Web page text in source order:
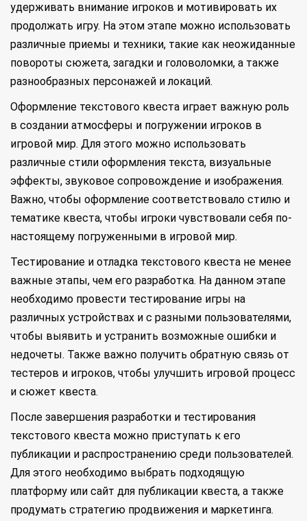
удерживать внимание игроков и мотивировать их
продолжать игру. На этом этапе можно использовать
различные приемы и техники, такие как неожиданные
повороты сюжета, загадки и головоломки, а также
разнообразных персонажей и локаций.
Оформление текстового квеста играет важную роль
в создании атмосферы и погружении игроков в
игровой мир. Для этого можно использовать
различные стили оформления текста, визуальные
эффекты, звуковое сопровождение и изображения.
Важно, чтобы оформление соответствовало стилю и
тематике квеста, чтобы игроки чувствовали себя по-
настоящему погруженными в игровой мир.
Тестирование и отладка текстового квеста не менее
важные этапы, чем его разработка. На данном этапе
необходимо провести тестирование игры на
различных устройствах и с разными пользователями,
чтобы выявить и устранить возможные ошибки и
недочеты. Также важно получить обратную связь от
тестеров и игроков, чтобы улучшить игровой процесс
и сюжет квеста.
После завершения разработки и тестирования
текстового квеста можно приступать к его
публикации и распространению среди пользователей.
Для этого необходимо выбрать подходящую
платформу или сайт для публикации квеста, а также
продумать стратегию продвижения и маркетинга.